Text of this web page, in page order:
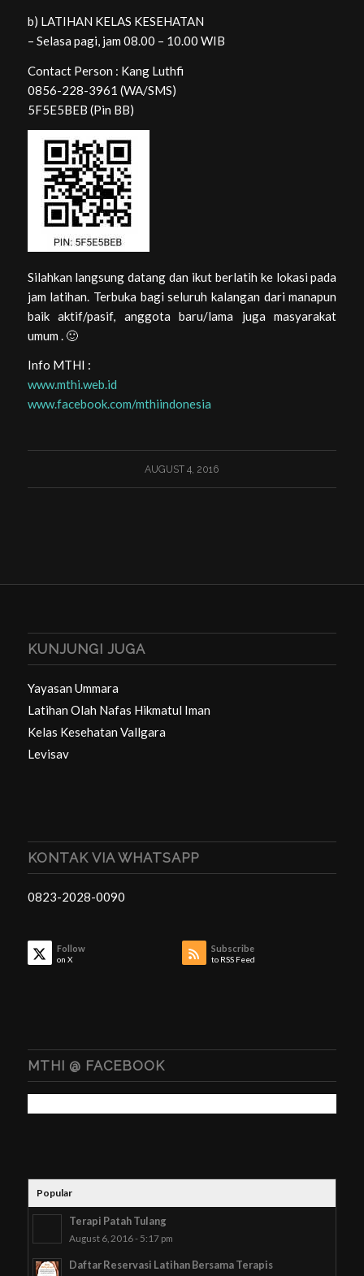
b) LATIHAN KELAS KESEHATAN
– Selasa pagi, jam 08.00 – 10.00 WIB
Contact Person : Kang Luthfi
0856-228-3961 (WA/SMS)
5F5E5BEB (Pin BB)
Silahkan langsung datang dan ikut berlatih ke lokasi pada
jam latihan. Terbuka bagi seluruh kalangan dari manapun
baik aktif/pasif, anggota baru/lama juga masyarakat
umum . 🙂
Info MTHI :
www.mthi.web.id
www.facebook.com/mthiindonesia
AUGUST 4, 2016
KUNJUNGI JUGA
Yayasan Ummara
Latihan Olah Nafas Hikmatul Iman
Kelas Kesehatan Vallgara
Levisav
KONTAK VIA WHATSAPP
0823-2028-0090
Follow
on X
Subscribe
to RSS Feed
MTHI @ FACEBOOK
Popular
Terapi Patah Tulang
August 6, 2016 - 5:17 pm
Daftar Reservasi Latihan Bersama Terapis